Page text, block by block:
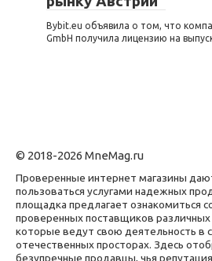
Bybit.eu объявила о том, что
GmbH получила лицензию на
© 2018-2026 MneMag.ru
Проверенные интернет магазины
пользоваться услугами надежных
площадка предлагает ознакомиться
проверенных поставщиков
которые ведут свою деятельность в
отечественных просторах. Здесь
безупречные продавцы, чья